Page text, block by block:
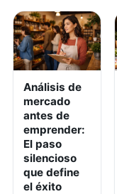
Análisis de
mercado
antes de
emprender:
El paso
silencioso
que define
el éxito